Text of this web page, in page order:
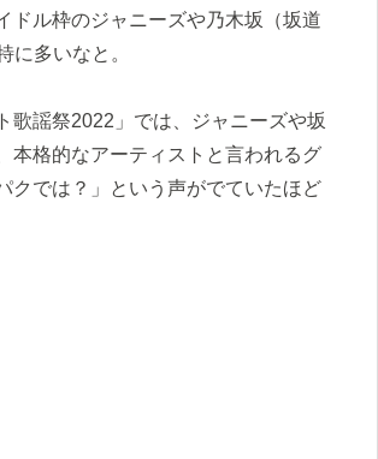
ドル枠のジャニーズや乃木坂（坂道
に多いなと。
歌謡祭2022」では、ジャニーズや坂
本格的なアーティストと言われるグ
クでは？」という声がでていたほど